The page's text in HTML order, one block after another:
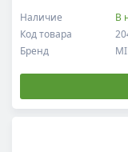
Код товара
Наличие В
Бренд